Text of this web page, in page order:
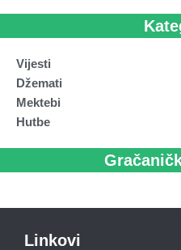
Vijesti
Džemati
Mektebi
Hutbe
Linkovi